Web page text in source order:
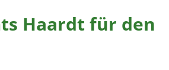
Haardt für den